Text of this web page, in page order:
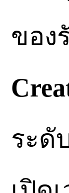
ของ
ระดั